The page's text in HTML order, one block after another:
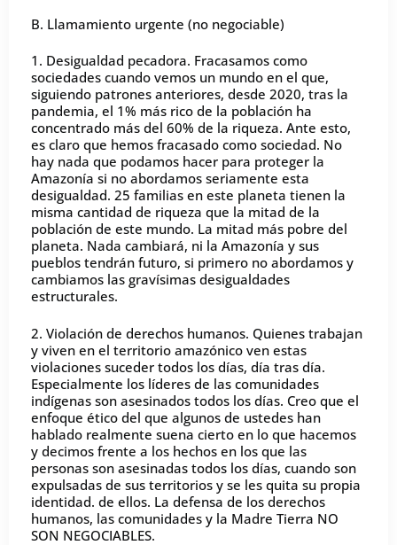
B. Llamamiento urgente (no negociable)
1. Desigualdad pecadora. Fracasamos como
sociedades cuando vemos un mundo en el que,
siguiendo patrones anteriores, desde 2020, tras la
pandemia, el 1% más rico de la población ha
concentrado más del 60% de la riqueza. Ante esto,
es claro que hemos fracasado como sociedad. No
hay nada que podamos hacer para proteger la
Amazonía si no abordamos seriamente esta
desigualdad. 25 familias en este planeta tienen la
misma cantidad de riqueza que la mitad de la
población de este mundo. La mitad más pobre del
planeta. Nada cambiará, ni la Amazonía y sus
pueblos tendrán futuro, si primero no abordamos y
cambiamos las gravísimas desigualdades
estructurales.
2. Violación de derechos humanos. Quienes trabajan
y viven en el territorio amazónico ven estas
violaciones suceder todos los días, día tras día.
Especialmente los líderes de las comunidades
indígenas son asesinados todos los días. Creo que el
enfoque ético del que algunos de ustedes han
hablado realmente suena cierto en lo que hacemos
y decimos frente a los hechos en los que las
personas son asesinadas todos los días, cuando son
expulsadas de sus territorios y se les quita su propia
identidad. de ellos. La defensa de los derechos
humanos, las comunidades y la Madre Tierra NO
SON NEGOCIABLES.